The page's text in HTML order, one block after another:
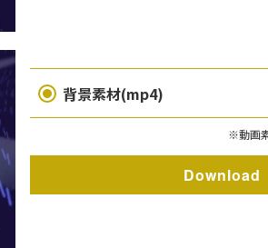
背景素材(mp4)
※動画
Download